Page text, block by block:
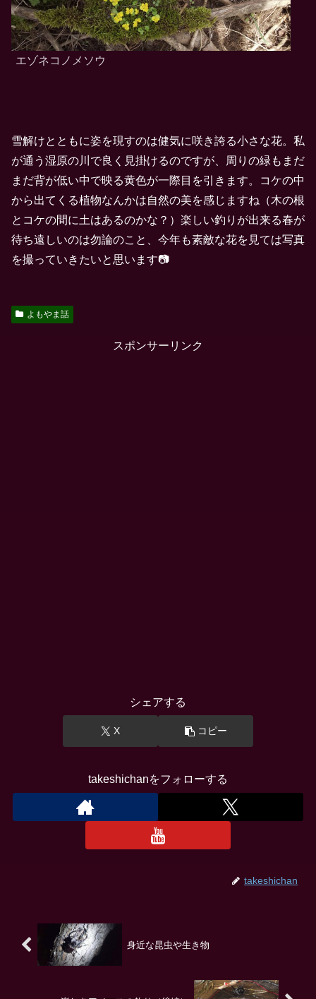
エゾネコノメソウ
雪解けとともに姿を現すのは健気に咲き誇る小さな花。私
が通う湿原の川で良く見掛けるのですが、周りの緑もまだ
まだ背が低い中で映る黄色が一際目を引きます。コケの中
から出てくる植物なんかは自然の美を感じますね（木の根
とコケの間に土はあるのかな？）楽しい釣りが出来る春が
待ち遠しいのは勿論のこと、今年も素敵な花を見ては写真
を撮っていきたいと思います📷
よもやま話
スポンサーリンク
シェアする
X コピー
takeshichanをフォローする
takeshichan
身近な昆虫や生き物